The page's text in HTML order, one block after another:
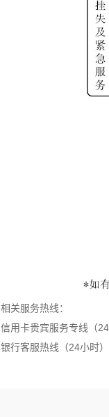
相关服务热线：
信用卡贵宾服务专线（
银行客服热线（24小时